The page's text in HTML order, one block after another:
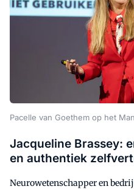
Pacelle van Goethem op het
Jacqueline Brassey:
en authentiek
Neurowetenschapper en